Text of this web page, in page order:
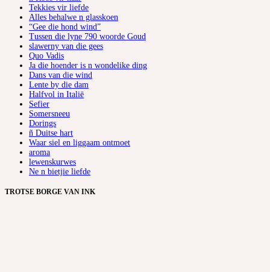
Tekkies vir liefde
Alles behalwe n glasskoen
“Gee die hond wind”
Tussen die lyne 790 woorde Goud
slawerny van die gees
Quo Vadis
Ja die hoender is n wondelike ding
Dans van die wind
Lente by die dam
Halfvol in Italië
Sefier
Somersneeu
Dorings
ñ Duitse hart
Waar siel en liggaam ontmoet
aroma
lewenskurwes
Ne n bietjie liefde
TROTSE BORGE VAN INK